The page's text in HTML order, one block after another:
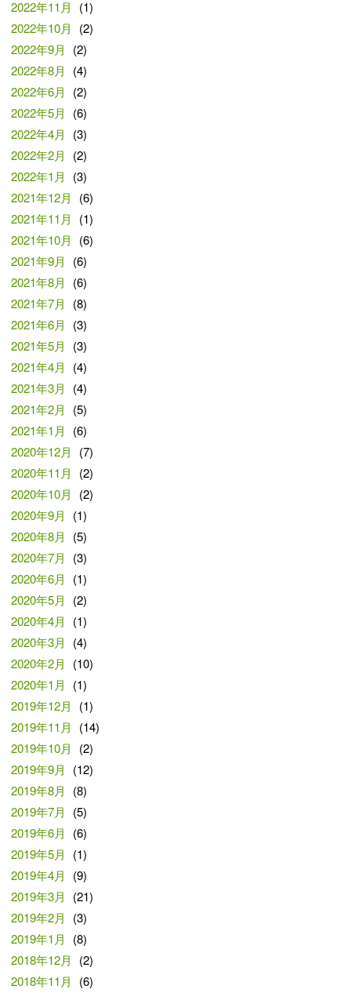
2022年11月
(1)
2022年10月
(2)
2022年9月
(2)
2022年8月
(4)
2022年6月
(2)
2022年5月
(6)
2022年4月
(3)
2022年2月
(2)
2022年1月
(3)
2021年12月
(6)
2021年11月
(1)
2021年10月
(6)
2021年9月
(6)
2021年8月
(6)
2021年7月
(8)
2021年6月
(3)
2021年5月
(3)
2021年4月
(4)
2021年3月
(4)
2021年2月
(5)
2021年1月
(6)
2020年12月
(7)
2020年11月
(2)
2020年10月
(2)
2020年9月
(1)
2020年8月
(5)
2020年7月
(3)
2020年6月
(1)
2020年5月
(2)
2020年4月
(1)
2020年3月
(4)
2020年2月
(10)
2020年1月
(1)
2019年12月
(1)
2019年11月
(14)
2019年10月
(2)
2019年9月
(12)
2019年8月
(8)
2019年7月
(5)
2019年6月
(6)
2019年5月
(1)
2019年4月
(9)
2019年3月
(21)
2019年2月
(3)
2019年1月
(8)
2018年12月
(2)
2018年11月
(6)